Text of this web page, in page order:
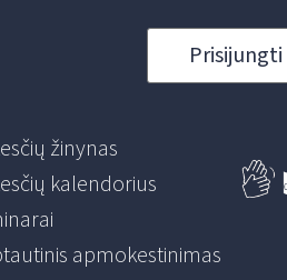
Prisijungti
žinynas
kalendorius
apmokestinimas